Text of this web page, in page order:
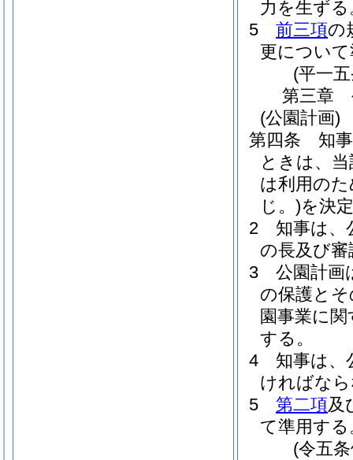
力を生ずる
5
前三項の
更につい
(平一
第三章
(公園計画)
第四条
知
ときは、
は利用の
じ。)を決
2
知事は、
の長及び
3
公園計画
の保護と
園事業に
する。
4
知事は、
ければな
5
第二項及
て準用する
(令五